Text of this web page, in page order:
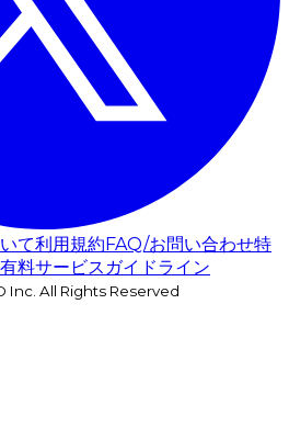
て利用規約FAQ/お問い合わせ特
有料サービスガイドライン
Inc. All Rights Reserved